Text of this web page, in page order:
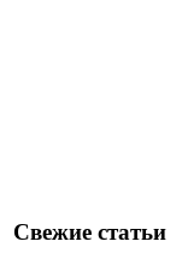
Свежие статьи